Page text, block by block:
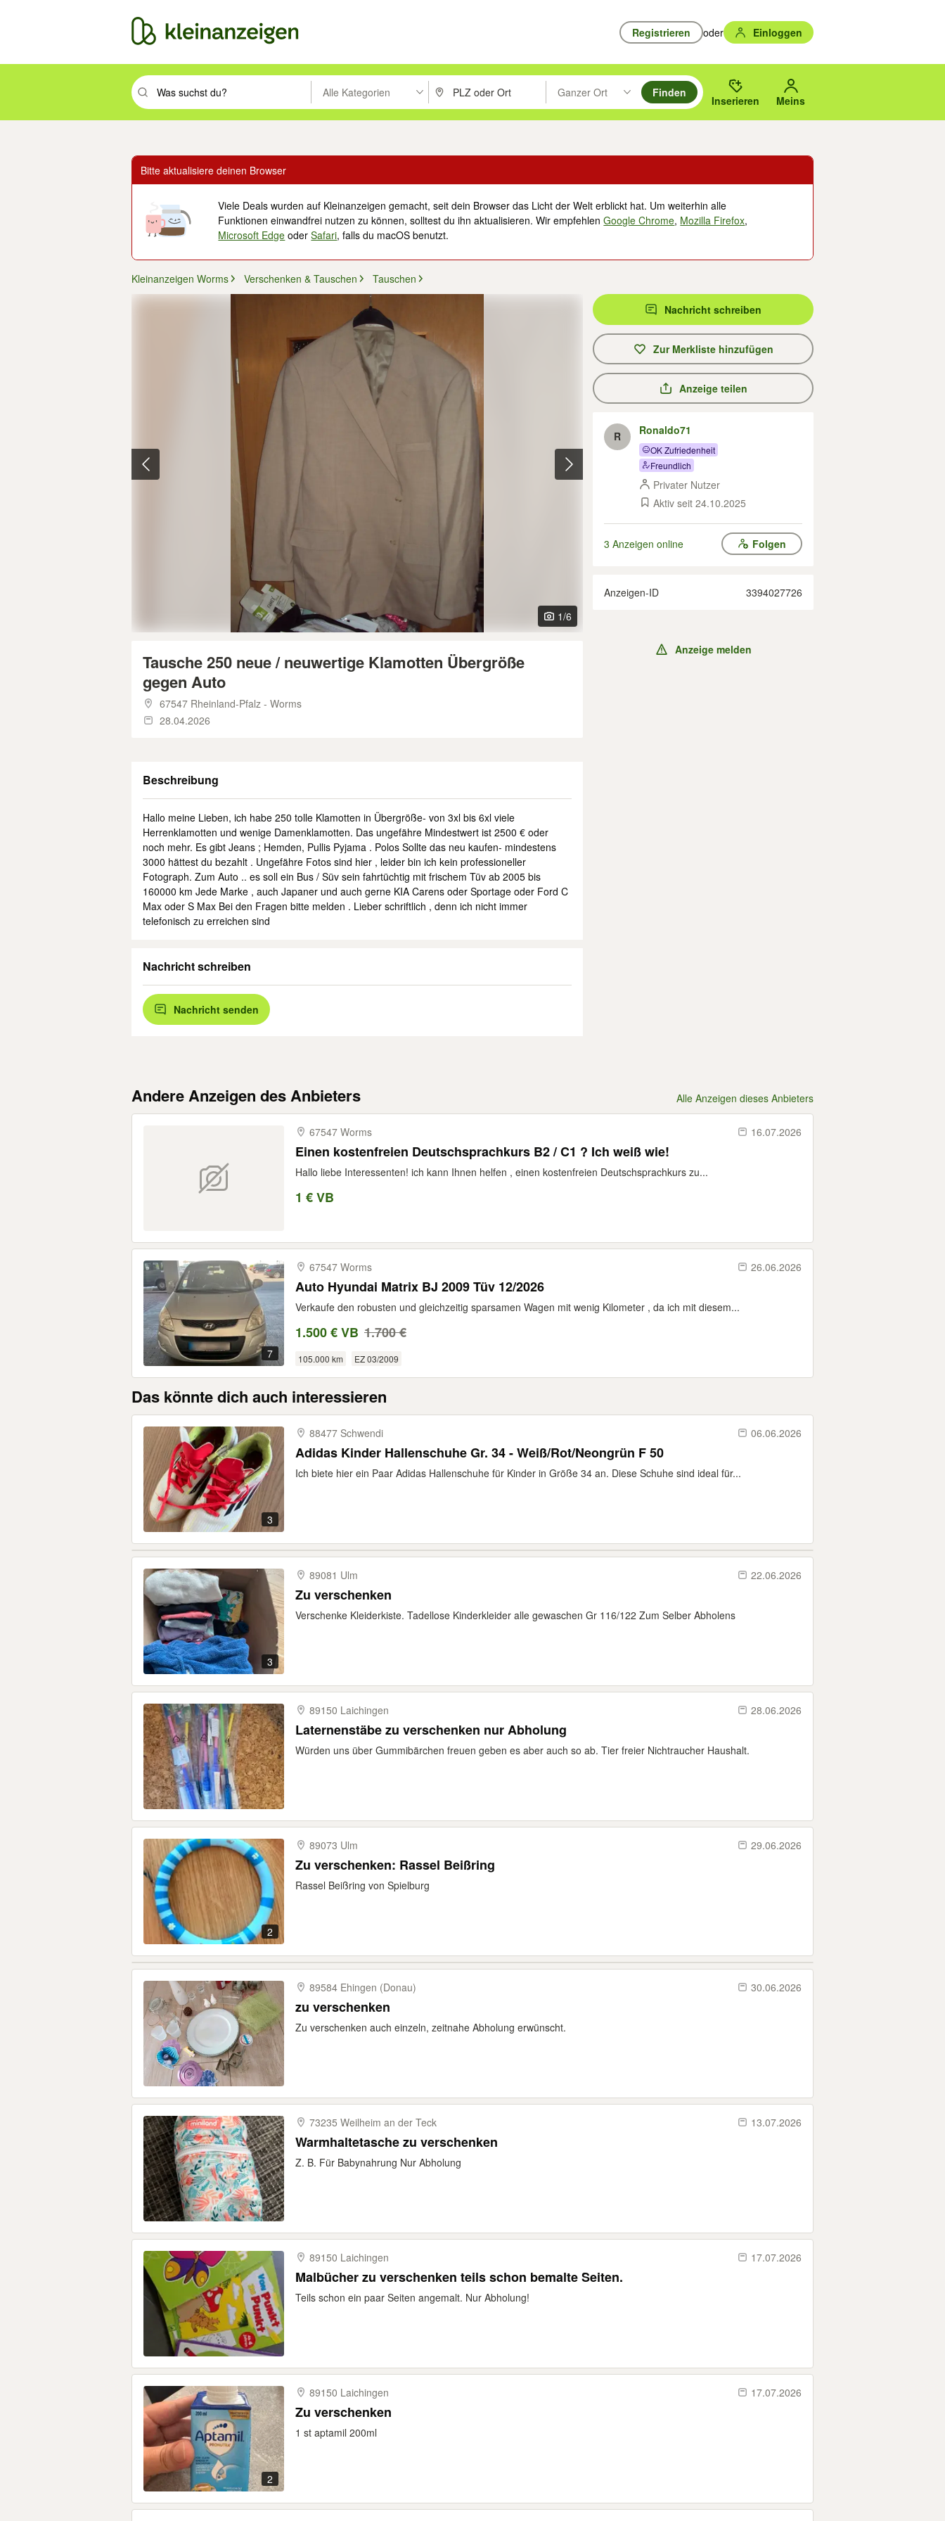
Registrieren oder Einloggen
Suchbegriff eingeben. Eingabetaste drücken um zu suchen, oder Vorschläge mit den Pfeiltasten nach oben/unten durchsuchen und mit Eingabetaste auswählen.
Alle Kategorien PLZ oder Ort eingeben. Eingabetaste drücken um zu suchen, oder Vorschläge mit den Pfeiltasten nach oben/
Ganzer Ort
Suche im Umkreis des gewählten Orts oder PLZ.
Finden
Inserieren Meins
Bitte aktualisiere deinen Browser
Viele Deals wurden auf Kleinanzeigen gemacht, seit dein Browser das Licht der Welt erblickt hat. Um weiterhin alle
Funktionen einwandfrei nutzen zu können, solltest du ihn aktualisieren. Wir empfehlenGoogle Chrome, Mozilla Firefox,
Microsoft Edge oderSafari, falls du macOS benutzt.
Kleinanzeigen Worms Verschenken & Tauschen Tauschen
1/6
Tausche 250 neue / neuwertige Klamotten Übergröße
gegen Auto
67547 Rheinland-Pfalz - Worms
28.04.2026
Beschreibung
Hallo meine Lieben, ich habe 250 tolle Klamotten in Übergröße- von 3xl bis 6xl viele
Herrenklamotten und wenige Damenklamotten. Das ungefähre Mindestwert ist 2500 € oder
noch mehr. Es gibt Jeans ; Hemden, Pullis Pyjama . Polos Sollte das neu kaufen- mindestens
3000 hättest du bezahlt . Ungefähre Fotos sind hier , leider bin ich kein professioneller
Fotograph. Zum Auto .. es soll ein Bus / Süv sein fahrtüchtig mit frischem Tüv ab 2005 bis
160000 km Jede Marke , auch Japaner und auch gerne KIA Carens oder Sportage oder Ford C
Max oder S Max Bei den Fragen bitte melden . Lieber schriftlich , denn ich nicht immer
telefonisch zu erreichen sind
Nachricht schreiben
Nachricht senden
Nachricht schreiben
Zur Merkliste hinzufügen
Anzeige teilen
R Ronaldo71
OK Zufriedenheit
Freundlich
Privater Nutzer
Aktiv seit 24.10.2025
3 Anzeigen online Folgen
Anzeigen-ID 3394027726
Anzeige melden
Andere Anzeigen des Anbieters Alle Anzeigen dieses Anbieters
67547 Worms 16.07.2026
Einen kostenfreien Deutschsprachkurs B2 / C1 ? Ich weiß wie!
Hallo liebe Interessenten! ich kann Ihnen helfen , einen kostenfreien Deutschsprachkurs zu...
1 € VB
7
67547 Worms 26.06.2026
Auto Hyundai Matrix BJ 2009 Tüv 12/2026
Verkaufe den robusten und gleichzeitig sparsamen Wagen mit wenig Kilometer , da ich mit diesem...
1.500 € VB 1.700 €
105.000 km EZ 03/2009
Das könnte dich auch interessieren
3
88477 Schwendi 06.06.2026
Adidas Kinder Hallenschuhe Gr. 34 - Weiß/Rot/Neongrün F 50
Ich biete hier ein Paar Adidas Hallenschuhe für Kinder in Größe 34 an. Diese Schuhe sind ideal für...
3
89081 Ulm 22.06.2026
Zu verschenken
Verschenke Kleiderkiste. Tadellose Kinderkleider alle gewaschen Gr 116/122 Zum Selber Abholens
89150 Laichingen 28.06.2026
Laternenstäbe zu verschenken nur Abholung
Würden uns über Gummibärchen freuen geben es aber auch so ab. Tier freier Nichtraucher Haushalt.
2
89073 Ulm 29.06.2026
Zu verschenken: Rassel Beißring
Rassel Beißring von Spielburg
89584 Ehingen (Donau) 30.06.2026
zu verschenken
Zu verschenken auch einzeln, zeitnahe Abholung erwünscht.
73235 Weilheim an der Teck 13.07.2026
Warmhaltetasche zu verschenken
Z. B. Für Babynahrung Nur Abholung
89150 Laichingen 17.07.2026
Malbücher zu verschenken teils schon bemalte Seiten.
Teils schon ein paar Seiten angemalt. Nur Abholung!
2
89150 Laichingen 17.07.2026
Zu verschenken
1 st aptamil 200ml